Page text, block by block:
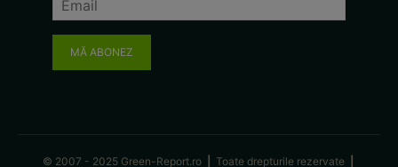
MĂ ABONEZ
© 2007 - 2025 Green-Report.ro Toate drepturile rezervate